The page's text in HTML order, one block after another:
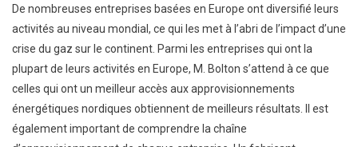
De nombreuses entreprises basées en Europe ont diversifié leurs
activités au niveau mondial, ce qui les met à l’abri de l’impact d’une
crise du gaz sur le continent. Parmi les entreprises qui ont la
plupart de leurs activités en Europe, M. Bolton s’attend à ce que
celles qui ont un meilleur accès aux approvisionnements
énergétiques nordiques obtiennent de meilleurs résultats. Il est
également important de comprendre la chaîne